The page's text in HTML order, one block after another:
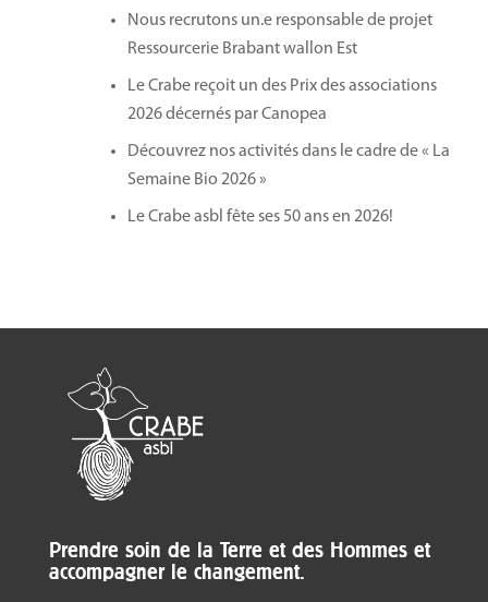
Nous recrutons un.e responsable de projet
Ressourcerie Brabant wallon Est
Le Crabe reçoit un des Prix des associations
2026 décernés par Canopea
Découvrez nos activités dans le cadre de « La
Semaine Bio 2026 »
Le Crabe asbl fête ses 50 ans en 2026!
Prendre soin de la Terre et des Hommes et
accompagner le changement.